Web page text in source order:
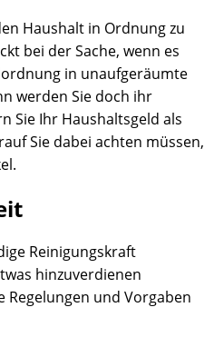
Haushalt in Ordnung zu
bei der Sache, wenn es
in unaufgeräumte
werden Sie doch ihr
Sie Ihr Haushaltsgeld als
Sie dabei achten müssen,
Reinigungskraft
hinzuverdienen
Regelungen und Vorgaben